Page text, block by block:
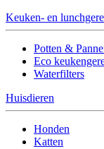
Keuken- en
Potten &
Eco
Waterfilters
Huisdieren
Honden
Katten